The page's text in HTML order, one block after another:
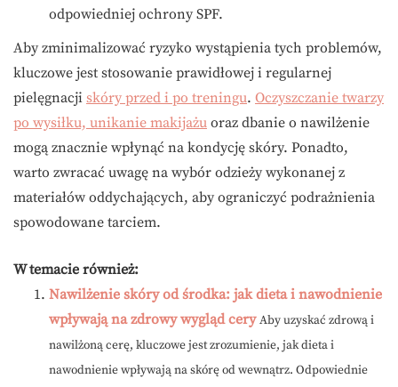
odpowiedniej ochrony SPF.
Aby zminimalizować ryzyko wystąpienia tych problemów,
kluczowe jest stosowanie prawidłowej i regularnej
pielęgnacji skóry przed i po treningu. Oczyszczanie twarzy
po wysiłku, unikanie makijażu oraz dbanie o nawilżenie
mogą znacznie wpłynąć na kondycję skóry. Ponadto,
warto zwracać uwagę na wybór odzieży wykonanej z
materiałów oddychających, aby ograniczyć podrażnienia
spowodowane tarciem.
W temacie również:
Nawilżenie skóry od środka: jak dieta i nawodnienie
wpływają na zdrowy wygląd cery Aby uzyskać zdrową i
nawilżoną cerę, kluczowe jest zrozumienie, jak dieta i
nawodnienie wpływają na skórę od wewnątrz. Odpowiednie